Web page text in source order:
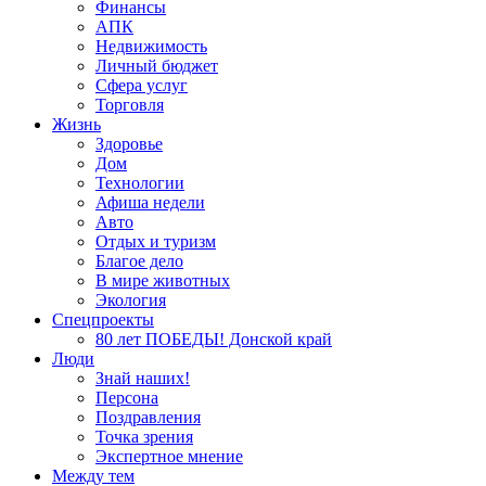
Финансы
АПК
Недвижимость
Личный бюджет
Сфера услуг
Торговля
Жизнь
Здоровье
Дом
Технологии
Афиша недели
Авто
Отдых и туризм
Благое дело
В мире животных
Экология
Спецпроекты
80 лет ПОБЕДЫ! Донской край
Люди
Знай наших!
Персона
Поздравления
Точка зрения
Экспертное мнение
Между тем